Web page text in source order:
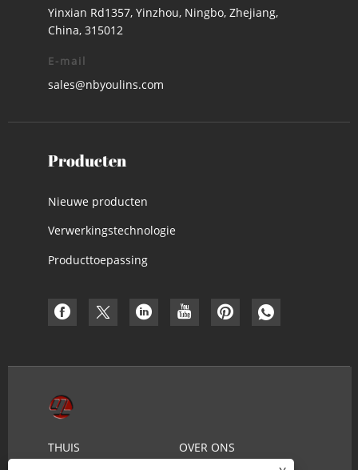
Yinxian Rd1357, Yinzhou, Ningbo, Zhejiang,
China, 315012
E-mail
sales@nbyoulins.com
Producten
Nieuwe producten
Verwerkingstechnologie
Producttoepassing
THUIS
OVER ONS